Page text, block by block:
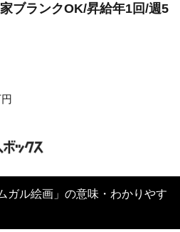
ブランクOK/昇給年1回/週5
ガル絵画」の意味・わかりやす